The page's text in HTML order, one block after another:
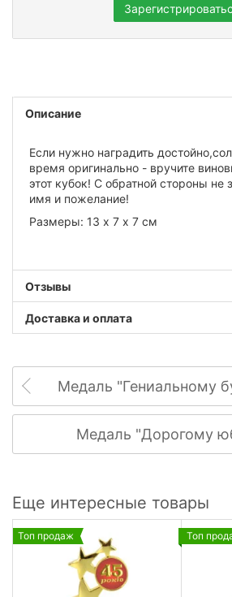
Описание
Если нужно наградить
время оригинально - вручите
этот кубок! С обратной стороны не
имя и пожелание!
Размеры: 13 х 7 х 7 см
Отзывы
Доставка и оплата
Медаль "Гениальному
Медаль "Дорогому
Еще интересные товары
Топ продаж Топ